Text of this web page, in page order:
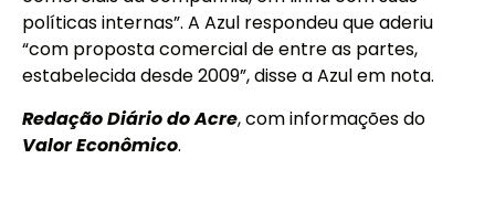
políticas internas”. A Azul respondeu que aderiu
“com proposta comercial de entre as partes,
estabelecida desde 2009”, disse a Azul em nota.
Redação Diário do Acre, com informações do
Valor Econômico.